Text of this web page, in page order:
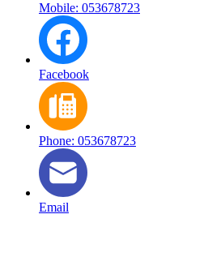
Mobile: 053678723
Facebook
Phone: 053678723
Email